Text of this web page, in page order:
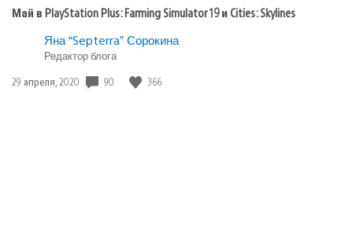
19
Май в PlayStation Plus: Farming Simulator 19 и Cities: Skylines
Яна “Septerra” Сорокина
Редактор блога
Дата
29 апреля, 2020 90 366